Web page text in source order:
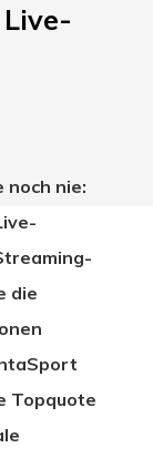
nie:
die
Topquote